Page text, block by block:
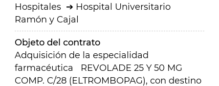
Hospitales
Hospital Universitario
Ramón y Cajal
Objeto del contrato
Adquisición de la especialidad
farmacéutica REVOLADE 25 Y 50 MG
COMP. C/28 (ELTROMBOPAG), con destino